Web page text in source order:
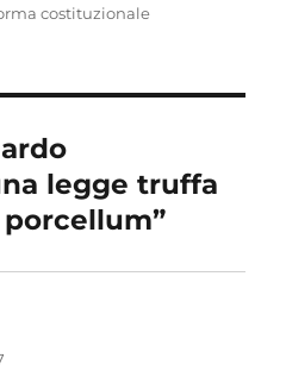
costituzionale
legge truffa